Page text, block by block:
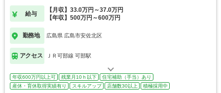
給与
【月収】33.0万円～37.0万円
【年収】500万円～600万円
勤務地 広島県 広島市安佐北区
アクセス ＪＲ可部線 可部駅
年収600万円以上可 残業月10ｈ以下
住宅補助（手当）あり
産休・育休取得実績有り
スキルアップ 店舗数30以上 積極採用中